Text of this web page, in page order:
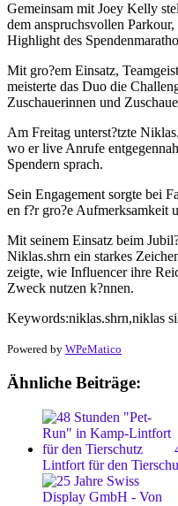
Gemeinsam mit Joey Kelly
dem anspruchsvollen
Highlight des
Mit gro?em Einsatz,
meisterte das Duo die
Zuschauerinnen und
Am Freitag unterst?tzte
wo er live Anrufe
Spendern sprach.
Sein Engagement sorgte bei
en f?r gro?e Aufmerksamkeit
Mit seinem Einsatz beim
Niklas.shrn ein starkes
zeigte, wie Influencer ihre
Zweck nutzen k?nnen.
Keywords:niklas.shrn,niklas
Powered by WPeMatico
Ähnliche Beiträge:
Lintfort für den